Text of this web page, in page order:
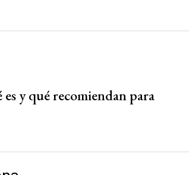
y qué recomiendan para